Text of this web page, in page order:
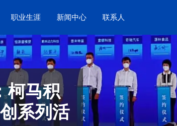
职业生涯 新闻中心 联系人
柯马积
系列活